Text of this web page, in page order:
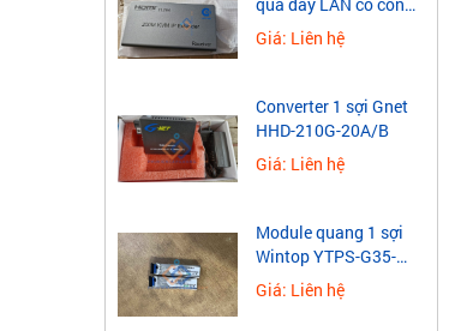
USB
Giá: Liên hệ
Converter 1 sợi Gnet
HHD-210G-20A/B
Giá: Liên hệ
Module quang 1 sợi
Wintop YTPS-G35-
40LD 1.25G
Giá: Liên hệ